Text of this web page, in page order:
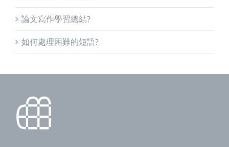
論文寫作學習總結?
如何處理困難的短語?